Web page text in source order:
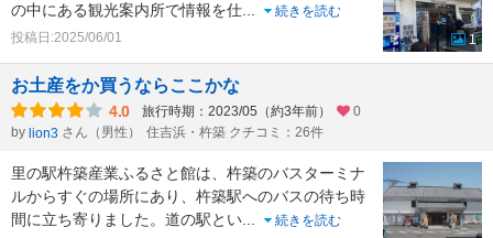
の中にある観光案内所で情報を仕...
続きを読む
投稿日:2025/06/01
1
お土産をか買うならここかな
4.0 旅行時期：2023/05（約3年前）
0
by lion3 さん（男性） 住吉浜・杵築 クチコミ：26件
里の駅杵築産業ふるさと館は、杵築のバスターミナ
ルからすぐの場所にあり、杵築駅へのバスの待ち時
間に立ち寄りました。道の駅とい...
続きを読む